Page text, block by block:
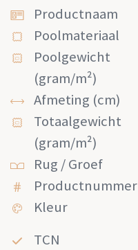
Productnaam
Poolmateriaal
Poolgewicht
(gram/m²)
Afmeting (cm)
Totaalgewicht
(gram/m²)
Rug / Groef
Productnummer
Kleur
TCN